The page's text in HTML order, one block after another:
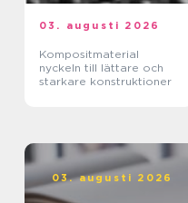
03. augusti 2026
Kompositmaterial
nyckeln till lättare och
starkare konstruktioner
03. augusti 2026